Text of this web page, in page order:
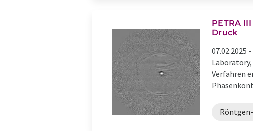
PETRA
Druck
07.02.2025 -
Verfahren